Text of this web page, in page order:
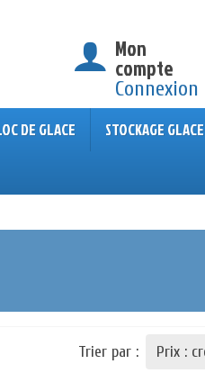
Mon
compte
Connexion
DE GLACE STOCKAGE GLACE
Trier par :